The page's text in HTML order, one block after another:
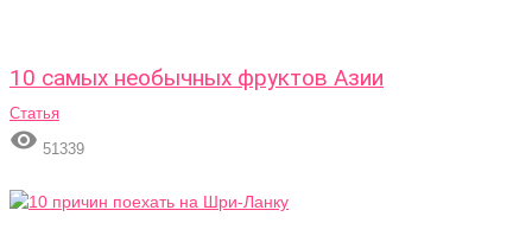
10 самых необычных фруктов Азии
Статья
 51339